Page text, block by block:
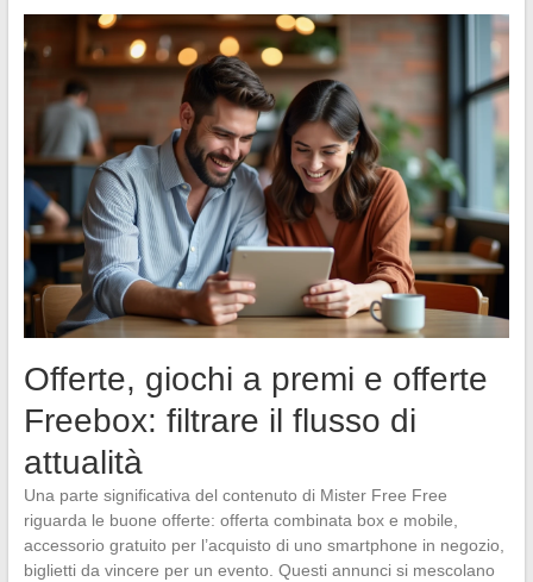
Offerte, giochi a premi e offerte
Freebox: filtrare il flusso di
attualità
Una parte significativa del contenuto di Mister Free Free
riguarda le buone offerte: offerta combinata box e mobile,
accessorio gratuito per l’acquisto di uno smartphone in negozio,
biglietti da vincere per un evento. Questi annunci si mescolano